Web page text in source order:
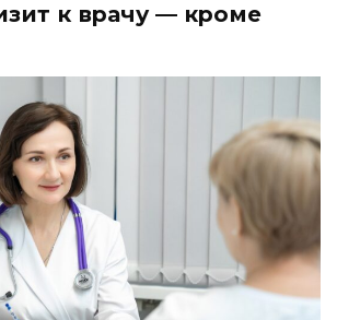
к врачу — кроме